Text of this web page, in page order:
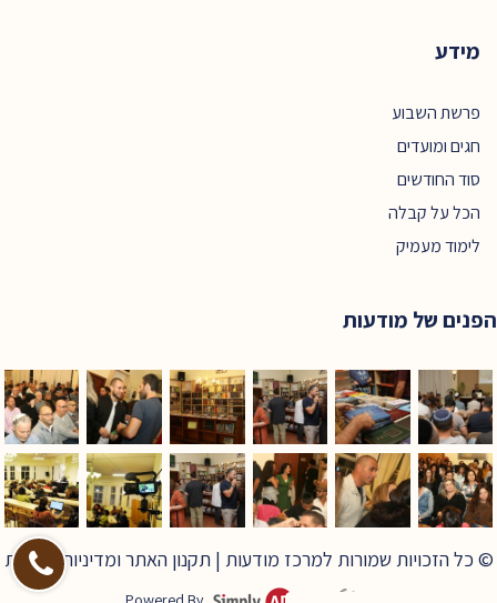
מידע
פרשת השבוע
חגים ומועדים
סוד החודשים
הכל על קבלה
לימוד מעמיק
הפנים של מודעות
© כל הזכויות שמורות למרכז מודעות | תקנון האתר ומדיניות פרטיות